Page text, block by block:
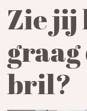
Zie jij
bril?